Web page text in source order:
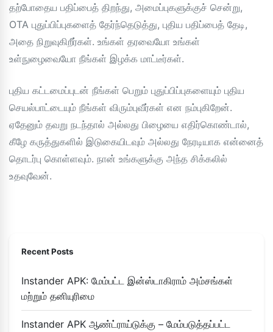
தற்போதைய பதிப்பைத் திறந்து, அமைப்புகளுக்குச் சென்று,
OTA புதுப்பிப்புகளைத் தேர்ந்தெடுத்து, புதிய பதிப்பைத் தேடி,
அதை நிறுவுகிறீர்கள். உங்கள் தரவையோ உங்கள்
உள்நுழைவையோ நீங்கள் இழக்க மாட்டீர்கள்.
புதிய கட்டமைப்புடன் நீங்கள் பெறும் புதுப்பிப்புகளையும் புதிய
செயல்பாட்டையும் நீங்கள் விரும்புவீர்கள் என நம்புகிறேன்.
ஏதேனும் தவறு நடந்தால் அல்லது பிழையை எதிர்கொண்டால்,
கீழே கருத்துகளில் இடுகையிடவும் அல்லது நேரடியாக என்னைத்
தொடர்பு கொள்ளவும். நான் உங்களுக்கு அந்த சிக்கலில்
உதவுவேன்.
Recent Posts
Instander APK: மேம்பட்ட இன்ஸ்டாகிராம் அம்சங்கள்
மற்றும் தனியுரிமை
Instander APK ஆண்ட்ராய்டுக்கு – மேம்படுத்தப்பட்ட